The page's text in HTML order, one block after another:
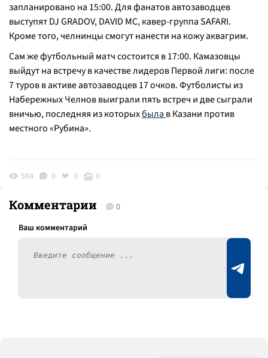
запланировано на 15:00. Для фанатов автозаводцев
выступят DJ GRADOV, DAVID MC, кавер-группа SAFARI.
Кроме того, челнинцы смогут нанести на кожу аквагрим.
Сам же футбольный матч состоится в 17:00. Камазовцы
выйдут на встречу в качестве лидеров Первой лиги: после
7 туров в активе автозаводцев 17 очков. Футболисты из
Набережных Челнов выиграли пять встреч и две сыграли
вничью, последняя из которыхбыла в Казани против
местного «Рубина».
584 0 0 0
Комментарии 0